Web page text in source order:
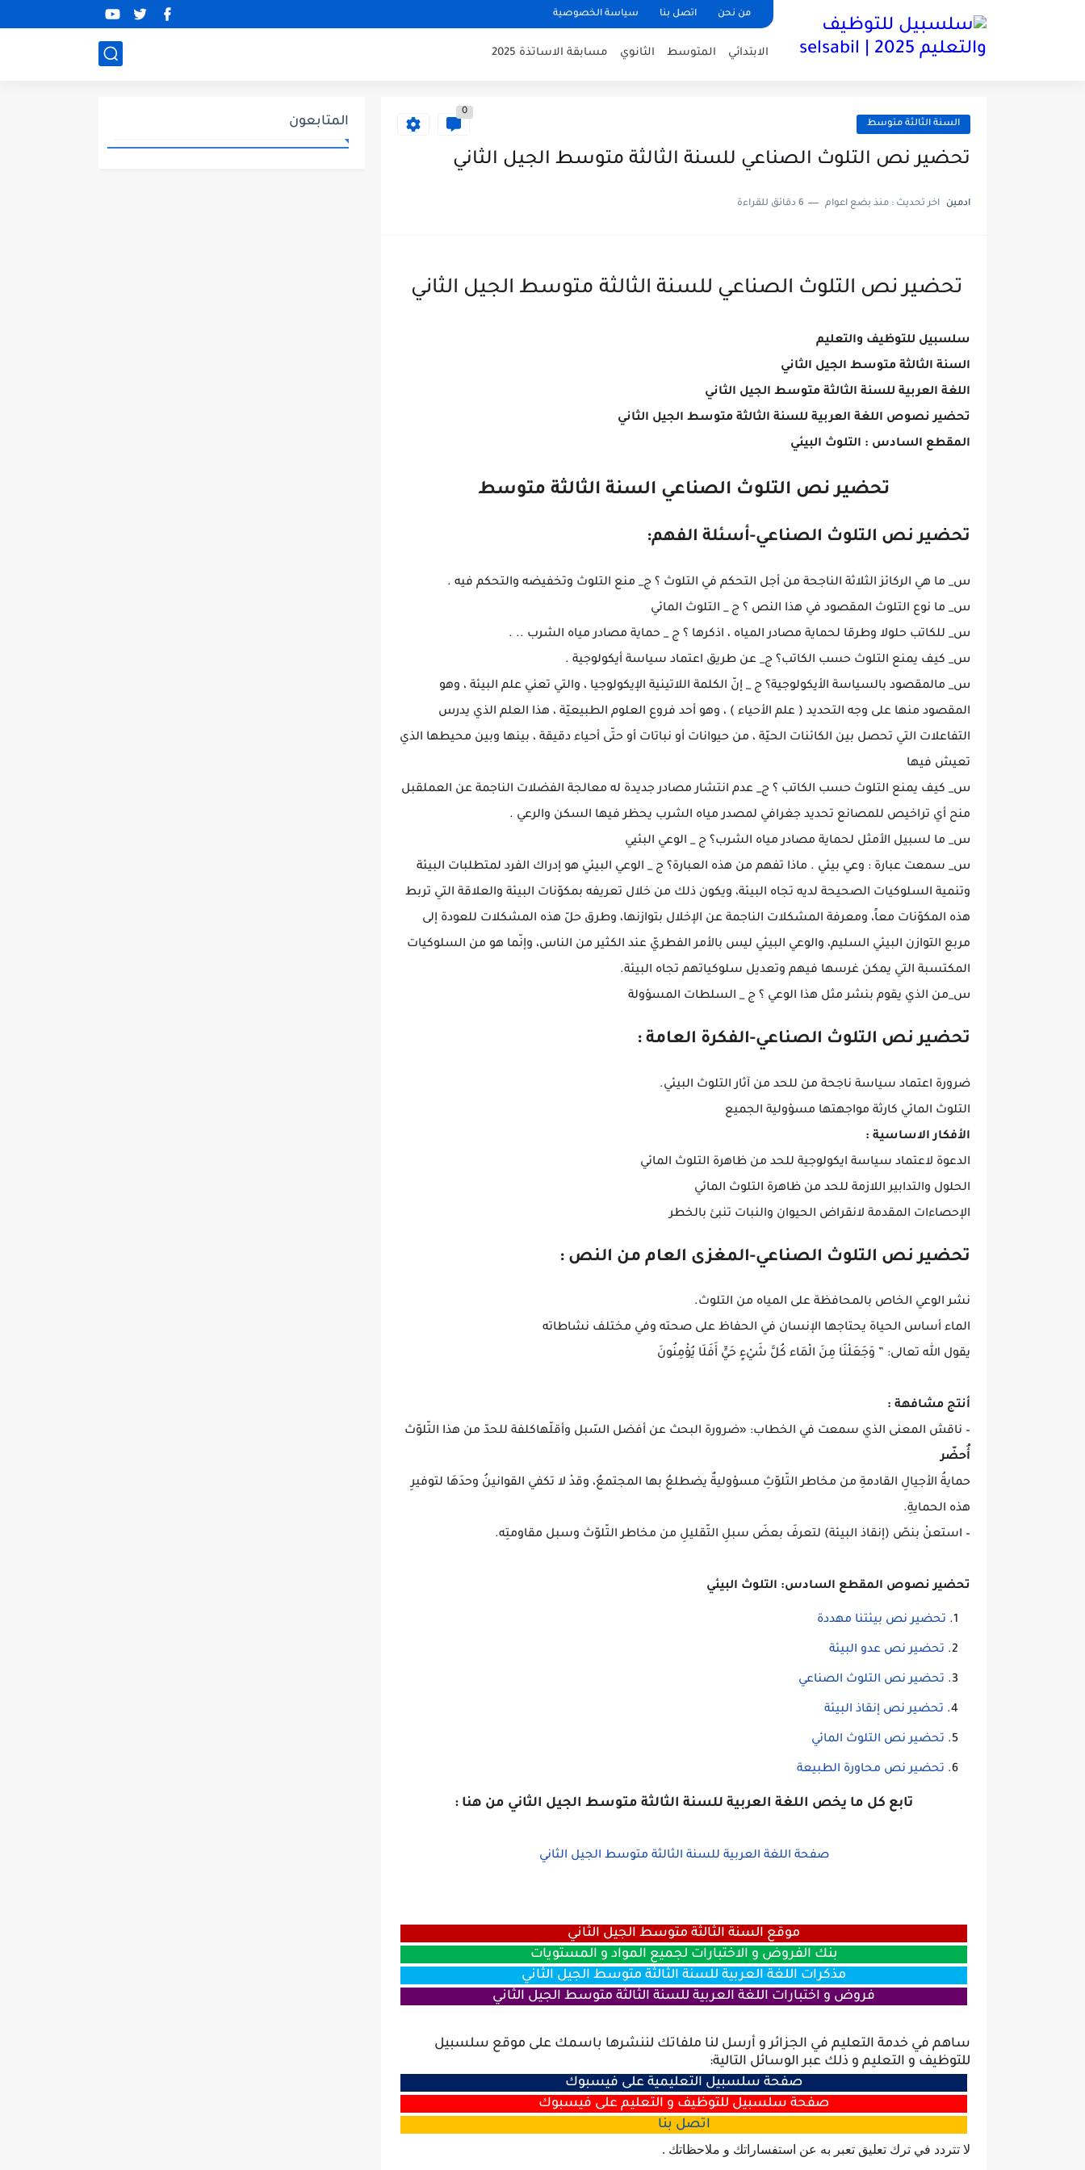
من نحن اتصل بنا سياسة الخصوصية
الابتدائي المتوسط الثانوي مسابقة الاساتذة 2025
السنة الثالثة متوسط
0
تحضير نص التلوث الصناعي للسنة الثالثة متوسط الجيل الثاني
ادمين اخر تحديث : منذ بضع اعوام 6 دقائق للقراءة
تحضير نص التلوث الصناعي للسنة الثالثة متوسط الجيل الثاني
سلسبيل للتوظيف والتعليم
السنة الثالثة متوسط الجيل الثاني
اللغة العربية للسنة الثالثة متوسط الجيل الثاني
تحضير نصوص اللغة العربية للسنة الثالثة متوسط الجيل الثاني
المقطع السادس : التلوث البيئي
تحضير نص التلوث الصناعي السنة الثالثة متوسط
تحضير نص التلوث الصناعي-أسئلة الفهم:
س_ ما هي الركائز الثلاثة الناجحة من أجل التحكم في التلوث ؟ ج_ منع التلوث وتخفيضه والتحكم فيه .
س_ ما نوع التلوث المقصود في هذا النص ؟ ج _ التلوث المائي
س_ للكاتب حلولا وطرقا لحماية مصادر المياه ، اذكرها ؟ ج _ حماية مصادر مياه الشرب .. .
س_ كيف يمنع التلوث حسب الكاتب؟ ج_ عن طريق اعتماد سياسة أيكولوجية .
س_ مالمقصود بالسياسة الأيكولوجية؟ ج _ إنّ الكلمة اللاتينية الإيكولوجيا ، والتي تعني علم البيئة ، وهو
المقصود منها على وجه التحديد ( علم الأحياء ) ، وهو أحد فروع العلوم الطبيعيّة ، هذا العلم الذي يدرس
التفاعلات التي تحصل بين الكائنات الحيّة ، من حيوانات أو نباتات أو حتّى أحياء دقيقة ، بينها وبين محيطها الذي
تعيش فيها
س_ كيف يمنع التلوث حسب الكاتب ؟ ج_ عدم انتشار مصادر جديدة له معالجة الفضلات الناجمة عن العملقبل
منح أي تراخيص للمصانع تحديد جغرافي لمصدر مياه الشرب يحظر فيها السكن والرعي .
س_ ما لسبيل الأمثل لحماية مصادر مياه الشرب؟ ج _ الوعي البئيي
س_ سمعت عبارة : وعي بيئي . ماذا تفهم من هذه العبارة؟ ج _ الوعي البيئي هو إدراك الفرد لمتطلبات البيئة
وتنمية السلوكيات الصحيحة لديه تجاه البيئة، ويكون ذلك من خلال تعريفه بمكوّنات البيئة والعلاقة التي تربط
هذه المكوّنات معاً، ومعرفة المشكلات الناجمة عن الإخلال بتوازنها، وطرق حلّ هذه المشكلات للعودة إلى
مربع التوازن البيئي السليم، والوعي البيئي ليس بالأمر الفطريّ عند الكثير من الناس، وإنّما هو من السلوكيات
المكتسبة التي يمكن غرسها فيهم وتعديل سلوكياتهم تجاه البيئة.
س_من الذي يقوم بنشر مثل هذا الوعي ؟ ج _ السلطات المسؤولة
تحضير نص التلوث الصناعي-الفكرة العامة :
ضرورة اعتماد سياسة ناجحة من للحد من آثار التلوث البيئي.
التلوث المائي كارثة مواجهتها مسؤولية الجميع
الأفكار الاساسية :
الدعوة لاعتماد سياسة ايكولوجية للحد من ظاهرة التلوث المائي
الحلول والتدابير اللازمة للحد من ظاهرة التلوث المائي
الإحصاءات المقدمة لانقراض الحيوان والنبات تنبئ بالخطر
تحضير نص التلوث الصناعي-المغزى العام من النص :
نشر الوعي الخاص بالمحافظة على المياه من التلوث.
الماء أساس الحياة يحتاجها الإنسان في الحفاظ على صحته وفي مختلف نشاطاته
يقول الله تعالى: ” وَجَعَلْنَا مِنَ الْمَاء كُلَّ شَيْءٍ حَيٍّ أَفَلَا يُؤْمِنُونَ
أنتج مشافهة :
– ناقش المعنى الذي سمعت في الخطاب: «ضرورة البحث عن أفضل السّبل وأقلّهاكلفة للحدّ من هذا التّلوّث
أُحضّر
حمايةُ الأجيالِ القادمةِ من مخاطر التّلوّثِ مسؤوليةٌ يضطلعُ بها المجتمعُ، وقدْ لا تكفي القوانينُ وحدَهَا لتوفيرِ
هذه الحمايةِ.
– استعنْ بنصّ (إنقاذ البيئة) لتعرفَ بعضَ سبلِ التّقليلِ من مخاطر التّلوّث وسبل مقاومتِه.
تحضير نصوص المقطع السادس: التلوث البيئي
تحضير نص بيئتنا مهددة
تحضير نص عدو البيئة
تحضير نص التلوث الصناعي
تحضير نص إنقاذ البيئة
تحضير نص التلوث المائي
تحضير نص محاورة الطبيعة
تابع كل ما يخص اللغة العربية للسنة الثالثة متوسط الجيل الثاني من هنا :
صفحة اللغة العربية للسنة الثالثة متوسط الجيل الثاني
موقع السنة الثالثة متوسط الجيل الثاني
بنك الفروض و الاختبارات لجميع المواد و المستويات
مذكرات اللغة العربية للسنة الثالثة متوسط الجيل الثاني
فروض و اختبارات اللغة العربية للسنة الثالثة متوسط الجيل الثاني
ساهم في خدمة التعليم في الجزائر و أرسل لنا ملفاتك لننشرها باسمك على موقع سلسبيل
للتوظيف و التعليم و ذلك عبر الوسائل التالية:
صفحة سلسبيل التعليمية على فيسبوك
صفحة سلسبيل للتوظيف و التعليم على فيسبوك
اتصل بنا
لا تتردد في ترك تعليق تعبر به عن استفساراتك و ملاحظاتك .
المتابعون